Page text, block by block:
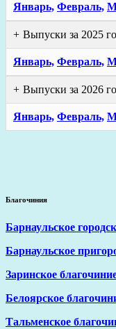
Январь, Февраль,
Выпуски за 2025
Январь, Февраль,
Выпуски за 2026
Январь, Февраль,
Благочиния
Барнаульское
Барнаульское
Заринское
Белоярское
Тальменское